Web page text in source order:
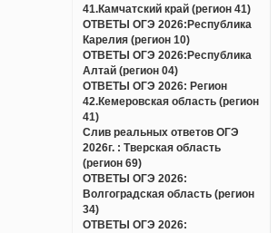
41.Камчатский край (регион 41)
ОТВЕТЫ ОГЭ 2026:Республика
Карелия (регион 10)
ОТВЕТЫ ОГЭ 2026:Республика
Алтай (регион 04)
ОТВЕТЫ ОГЭ 2026: Регион
42.Кемеровская область (регион
41)
Слив реальных ответов ОГЭ
2026г. : Тверская область
(регион 69)
ОТВЕТЫ ОГЭ 2026:
Волгоградская область (регион
34)
ОТВЕТЫ ОГЭ 2026: